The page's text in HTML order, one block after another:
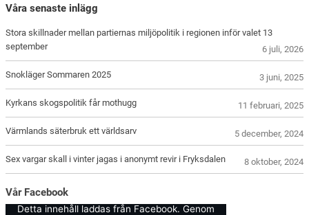
Våra senaste inlägg
Stora skillnader mellan partiernas miljöpolitik i regionen inför valet 13
september
6 juli, 2026
Snokläger Sommaren 2025 3 juni, 2025
Kyrkans skogspolitik får mothugg 11 februari, 2025
Värmlands säterbruk ett världsarv 5 december, 2024
Sex vargar skall i vinter jagas i anonymt revir i Fryksdalen 8 oktober, 2024
Vår Facebook
Detta innehåll laddas från Facebook. Genom